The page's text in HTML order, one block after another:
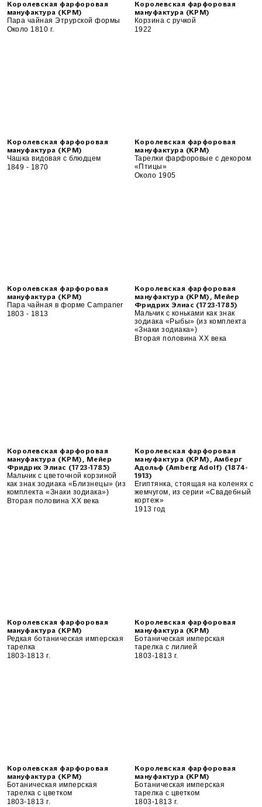
Королевская фарфоровая
мануфактура (KPM)
Пара чайная Этрурской формы
Около 1810 г.
Королевская фарфоровая
мануфактура (KPM)
Корзина с ручкой
1922
Королевская фарфоровая
мануфактура (KPM)
Чашка видовая с блюдцем
1849 - 1870
Королевская фарфоровая
мануфактура (KPM)
Тарелки фарфоровые с декором
«Птицы»
Около 1905
Королевская фарфоровая
мануфактура (KPM)
Пара чайная в форме Campaner
1803 - 1813
Королевская фарфоровая
мануфактура (KPM), Мейер
Фридрих Элиас (1723-1785)
Мальчик с коньками как знак
зодиака «Рыбы» (из комплекта
«Знаки зодиака»)
Вторая половина XX века
Королевская фарфоровая
мануфактура (KPM), Мейер
Фридрих Элиас (1723-1785)
Мальчик с цветочной корзиной
как знак зодиака «Близнецы» (из
комплекта «Знаки зодиака»)
Вторая половина XX века
Королевская фарфоровая
мануфактура (KPM), Амберг
Адольф (Amberg Adolf) (1874-
1913)
Египтянка, стоящая на коленях с
жемчугом, из серии «Свадебный
кортеж»
1913 год
Королевская фарфоровая
мануфактура (KPM)
Редкая ботаническая имперская
тарелка
1803-1813 г.
Королевская фарфоровая
мануфактура (KPM)
Ботаническая имперская
тарелка с лилией
1803-1813 г.
Королевская фарфоровая
мануфактура (KPM)
Ботаническая имперская
тарелка с цветком
1803-1813 г.
Королевская фарфоровая
мануфактура (KPM)
Ботаническая имперская
тарелка с цветком
1803-1813 г.